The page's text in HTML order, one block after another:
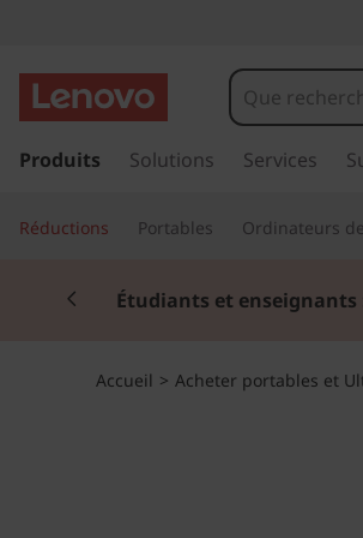
e
n
o
v
a
e
Produits Solutions Services
Réductions Portables Ordinateurs
Étudiants et enseignants
Currently displaying item 2 of 3
Accueil > Acheter portables et